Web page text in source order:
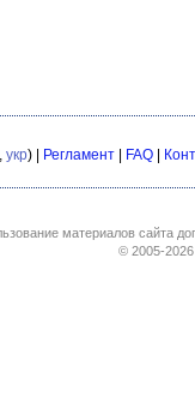
, укр) | Регламент FAQ
материалов сайта
© 2005-2026